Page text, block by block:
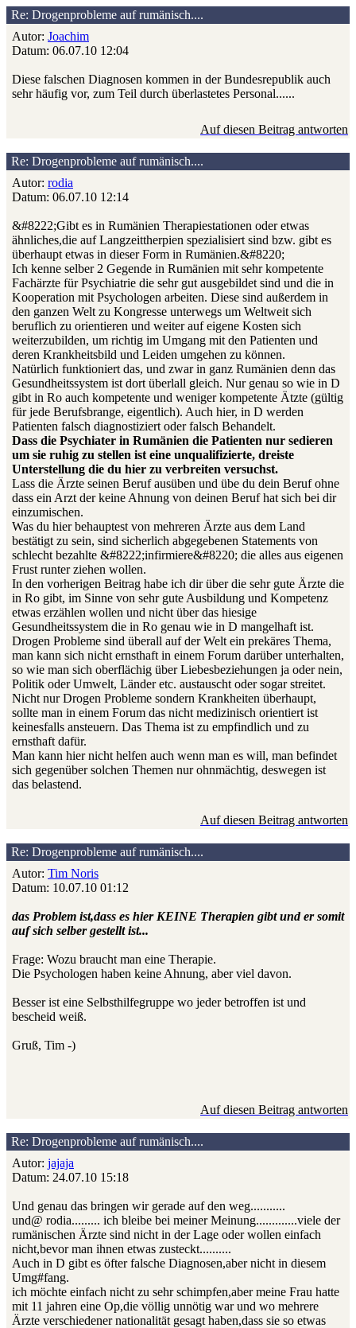
Re: Drogenprobleme auf rumänisch....
Autor: Joachim
Datum: 06.07.10 12:04
Diese falschen Diagnosen kommen in der Bundesrepublik auch
sehr häufig vor, zum Teil durch überlastetes Personal......
Auf diesen Beitrag antworten
Re: Drogenprobleme auf rumänisch....
Autor: rodia
Datum: 06.07.10 12:14
&#8222;Gibt es in Rumänien Therapiestationen oder etwas
ähnliches,die auf Langzeittherpien spezialisiert sind bzw. gibt es
überhaupt etwas in dieser Form in Rumänien.&#8220;
Ich kenne selber 2 Gegende in Rumänien mit sehr kompetente
Fachärzte für Psychiatrie die sehr gut ausgebildet sind und die in
Kooperation mit Psychologen arbeiten. Diese sind außerdem in
den ganzen Welt zu Kongresse unterwegs um Weltweit sich
beruflich zu orientieren und weiter auf eigene Kosten sich
weiterzubilden, um richtig im Umgang mit den Patienten und
deren Krankheitsbild und Leiden umgehen zu können.
Natürlich funktioniert das, und zwar in ganz Rumänien denn das
Gesundheitssystem ist dort überlall gleich. Nur genau so wie in D
gibt in Ro auch kompetente und weniger kompetente Ätzte (gültig
für jede Berufsbrange, eigentlich). Auch hier, in D werden
Patienten falsch diagnostiziert oder falsch Behandelt.
Dass die Psychiater in Rumänien die Patienten nur sedieren
um sie ruhig zu stellen ist eine unqualifizierte, dreiste
Unterstellung die du hier zu verbreiten versuchst.
Lass die Ärzte seinen Beruf ausüben und übe du dein Beruf ohne
dass ein Arzt der keine Ahnung von deinen Beruf hat sich bei dir
einzumischen.
Was du hier behauptest von mehreren Ärzte aus dem Land
bestätigt zu sein, sind sicherlich abgegebenen Statements von
schlecht bezahlte &#8222;infirmiere&#8220; die alles aus eigenen
Frust runter ziehen wollen.
In den vorherigen Beitrag habe ich dir über die sehr gute Ärzte die
in Ro gibt, im Sinne von sehr gute Ausbildung und Kompetenz
etwas erzählen wollen und nicht über das hiesige
Gesundheitssystem die in Ro genau wie in D mangelhaft ist.
Drogen Probleme sind überall auf der Welt ein prekäres Thema,
man kann sich nicht ernsthaft in einem Forum darüber unterhalten,
so wie man sich oberflächig über Liebesbeziehungen ja oder nein,
Politik oder Umwelt, Länder etc. austauscht oder sogar streitet.
Nicht nur Drogen Probleme sondern Krankheiten überhaupt,
sollte man in einem Forum das nicht medizinisch orientiert ist
keinesfalls ansteuern. Das Thema ist zu empfindlich und zu
ernsthaft dafür.
Man kann hier nicht helfen auch wenn man es will, man befindet
sich gegenüber solchen Themen nur ohnmächtig, deswegen ist
das belastend.
Auf diesen Beitrag antworten
Re: Drogenprobleme auf rumänisch....
Autor: Tim Noris
Datum: 10.07.10 01:12
das Problem ist,dass es hier KEINE Therapien gibt und er somit
auf sich selber gestellt ist...
Frage: Wozu braucht man eine Therapie.
Die Psychologen haben keine Ahnung, aber viel davon.
Besser ist eine Selbsthilfegruppe wo jeder betroffen ist und
bescheid weiß.
Gruß, Tim -)
Auf diesen Beitrag antworten
Re: Drogenprobleme auf rumänisch....
Autor: jajaja
Datum: 24.07.10 15:18
Und genau das bringen wir gerade auf den weg...........
und@ rodia......... ich bleibe bei meiner Meinung.............viele der
rumänischen Ärzte sind nicht in der Lage oder wollen einfach
nicht,bevor man ihnen etwas zusteckt..........
Auch in D gibt es öfter falsche Diagnosen,aber nicht in diesem
Umg#fang.
ich möchte einfach nicht zu sehr schimpfen,aber meine Frau hatte
mit 11 jahren eine Op,die völlig unnötig war und wo mehrere
Ärzte verschiedener nationalität gesagt haben,dass sie so etwas